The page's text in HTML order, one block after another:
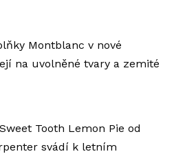
Montblanc v nové
na uvolněné tvary a zemité
Tooth Lemon Pie od
svádí k letním